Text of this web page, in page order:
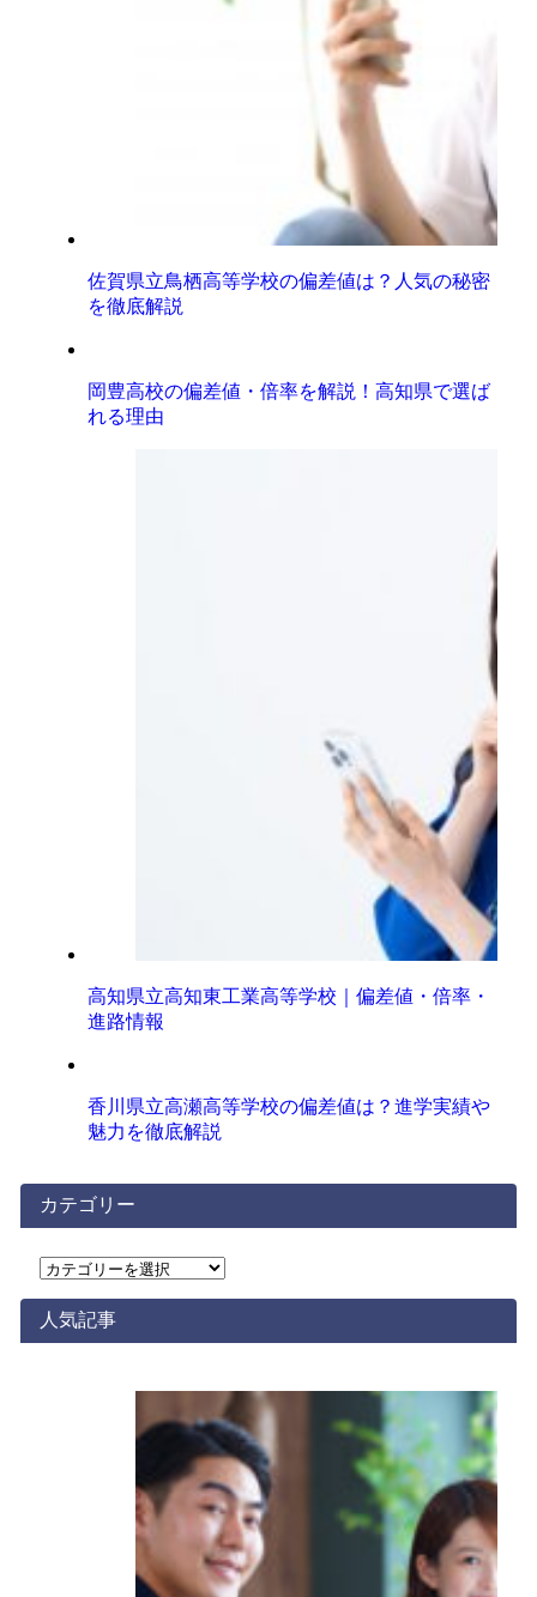
佐賀県立鳥栖高等学校の偏差値は？人気の秘密
を徹底解説
岡豊高校の偏差値・倍率を解説！高知県で選ば
れる理由
高知県立高知東工業高等学校｜偏差値・倍率・
進路情報
香川県立高瀬高等学校の偏差値は？進学実績や
魅力を徹底解説
カテゴリー
カ
ゴ
リ
人気記事